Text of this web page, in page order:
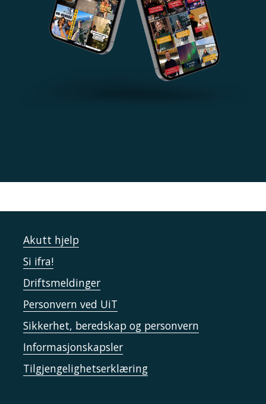
Akutt hjelp
Si ifra!
Driftsmeldinger
Personvern ved UiT
Sikkerhet, beredskap og personvern
Informasjonskapsler
Tilgjengelighetserklæring